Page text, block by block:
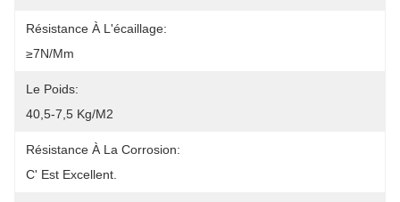
Résistance À L'écaillage:
≥7N/mm
Le Poids:
40,5-7,5 Kg/m2
Résistance À La Corrosion:
C' Est Excellent.